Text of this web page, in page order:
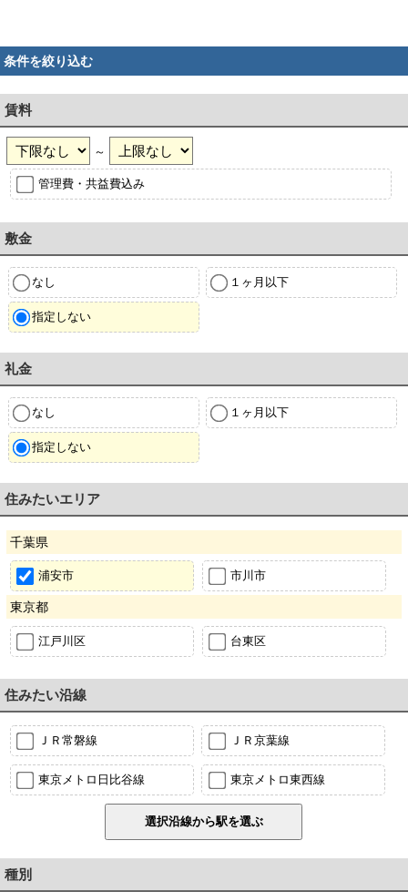
条件を絞り込む
賃料
～
管理費・共益費込み
敷金
なし １ヶ月以下
指定しない
礼金
なし １ヶ月以下
指定しない
住みたいエリア
千葉県
浦安市 市川市
東京都
江戸川区 台東区
住みたい沿線
ＪＲ常磐線 ＪＲ京葉線
東京メトロ日比谷線 東京メトロ東西線
種別